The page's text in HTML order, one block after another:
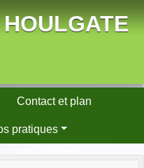
Contact et plan
pratiques